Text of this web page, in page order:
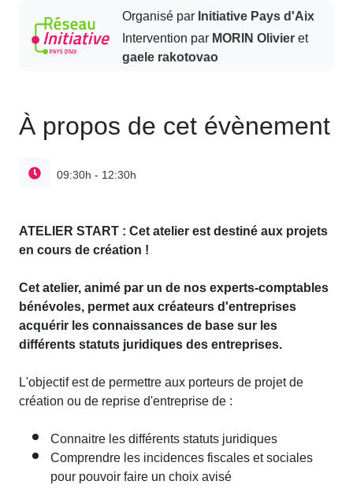
Organisé parInitiative Pays d'Aix
Intervention parMORIN Olivieret
gaele rakotovao
À propos de cet évènement
09:30h - 12:30h
ATELIER START : Cet atelier est destiné aux projets
en cours de création !
Cet atelier, animé par un de nos experts-comptables
bénévoles, permet aux créateurs d'entreprises
acquérir les connaissances de base sur les
différents statuts juridiques des entreprises.
L'objectif est de permettre aux porteurs de projet de
création ou de reprise d'entreprise de :
Connaitre les différents statuts juridiques
Comprendre les incidences fiscales et sociales
pour pouvoir faire un choix avisé